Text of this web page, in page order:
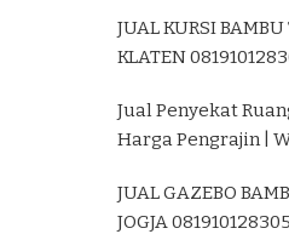
JUAL KURSI
KLATEN
Jual Penyekat
Harga Pengrajin |
JUAL GAZEBO
JOGJA 081910128305